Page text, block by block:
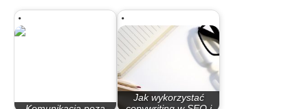
Jak wykorzystać